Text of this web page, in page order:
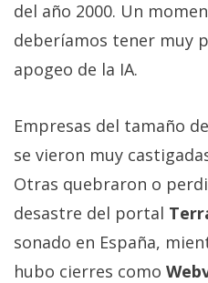
del año 2000. Un
deberíamos tener muy
apogeo de la IA.
Empresas del tamaño de
se vieron muy
Otras quebraron o
desastre del portal
sonado en España,
hubo cierres como